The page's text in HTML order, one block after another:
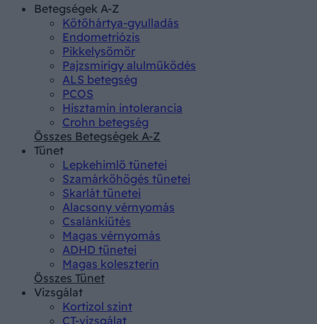
Betegségek A-Z
Kötőhártya-gyulladás
Endometriózis
Pikkelysömör
Pajzsmirigy alulműködés
ALS betegség
PCOS
Hisztamin intolerancia
Crohn betegség
Összes Betegségek A-Z
Tünet
Lepkehimlő tünetei
Szamárköhögés tünetei
Skarlát tünetei
Alacsony vérnyomás
Csalánkiütés
Magas vérnyomás
ADHD tünetei
Magas koleszterin
Összes Tünet
Vizsgálat
Kortizol szint
CT-vizsgálat